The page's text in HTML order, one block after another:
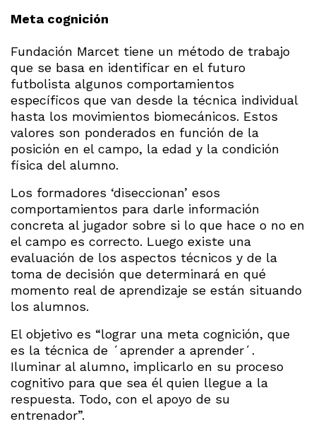
Meta cognición
Fundación Marcet tiene un método de trabajo
que se basa en identificar en el futuro
futbolista algunos comportamientos
específicos que van desde la técnica individual
hasta los movimientos biomecánicos. Estos
valores son ponderados en función de la
posición en el campo, la edad y la condición
física del alumno.
Los formadores ‘diseccionan’ esos
comportamientos para darle información
concreta al jugador sobre si lo que hace o no en
el campo es correcto. Luego existe una
evaluación de los aspectos técnicos y de la
toma de decisión que determinará en qué
momento real de aprendizaje se están situando
los alumnos.
El objetivo es “lograr una meta cognición, que
es la técnica de ´aprender a aprender´.
Iluminar al alumno, implicarlo en su proceso
cognitivo para que sea él quien llegue a la
respuesta. Todo, con el apoyo de su
entrenador”.